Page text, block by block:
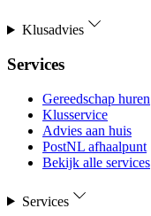
Klusadvies
Services
Gereedschap huren
Klusservice
Advies aan huis
PostNL afhaalpunt
Bekijk alle services
Services